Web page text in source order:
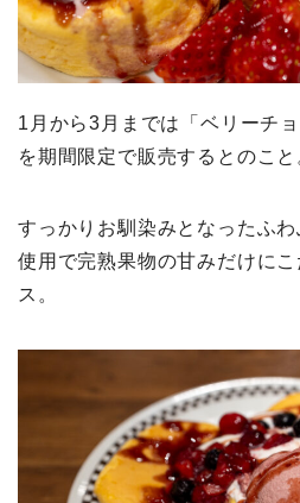
1月から3月までは「ベリーチ
を期間限定で販売するとのこと
すっかりお馴染みとなったふ
使用で完熟果物の甘みだけに
ス。